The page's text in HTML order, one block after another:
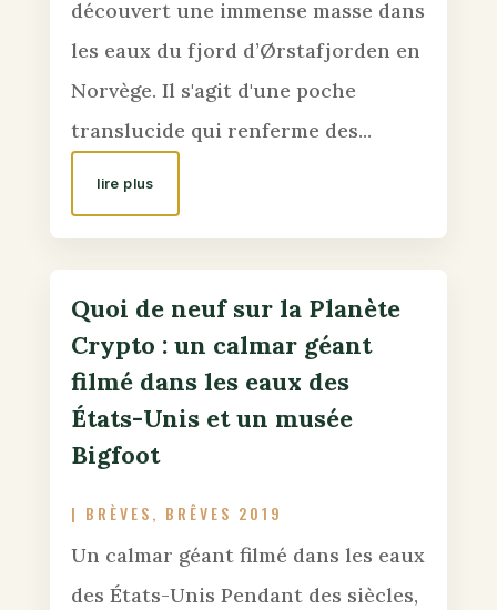
découvert une immense masse dans
les eaux du fjord d’Ørstafjorden en
Norvège. Il s'agit d'une poche
translucide qui renferme des...
lire plus
Quoi de neuf sur la Planète
Crypto : un calmar géant
filmé dans les eaux des
États-Unis et un musée
Bigfoot
| BRÈVES, BRÊVES 2019
Un calmar géant filmé dans les eaux
des États-Unis Pendant des siècles,